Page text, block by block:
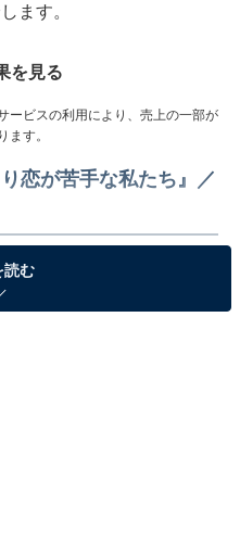
ます。
を見る
ービスの利用により、売上の一部が
ます。
恋が苦手な私たち』／
読む